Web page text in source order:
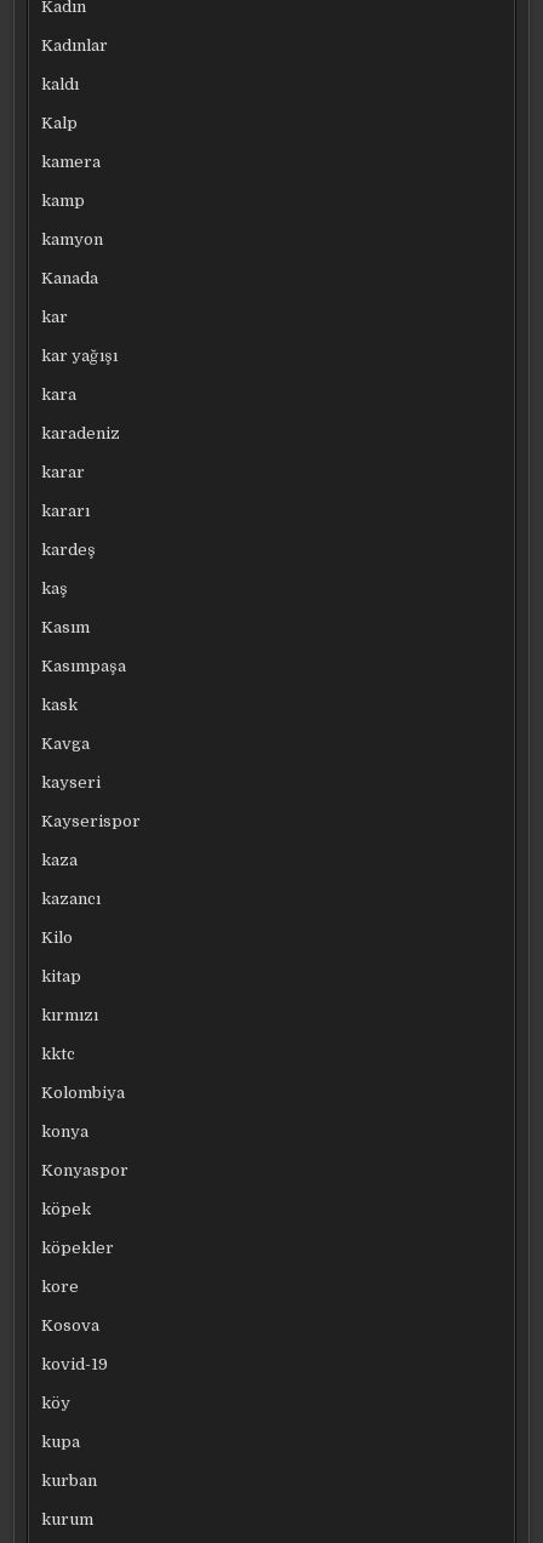
Kadın
Kadınlar
kaldı
Kalp
kamera
kamp
kamyon
Kanada
kar
kar yağışı
kara
karadeniz
karar
kararı
kardeş
kaş
Kasım
Kasımpaşa
kask
Kavga
kayseri
Kayserispor
kaza
kazancı
Kilo
kitap
kırmızı
kktc
Kolombiya
konya
Konyaspor
köpek
köpekler
kore
Kosova
kovid-19
köy
kupa
kurban
kurum